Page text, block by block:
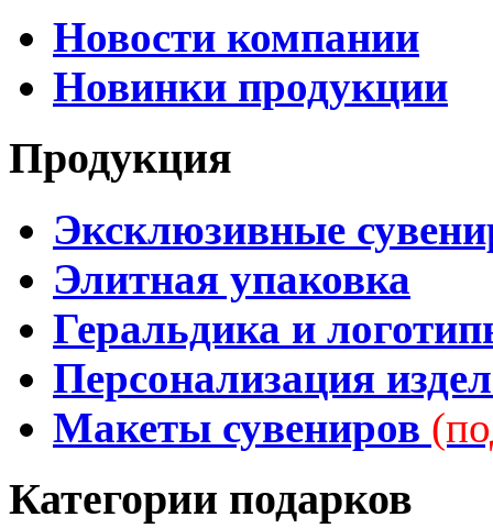
Новости компании
Новинки продукции
Продукция
Эксклюзивные
Элитная упаковка
Геральдика и
Персонализация
Макеты сувениров
Категории подарков